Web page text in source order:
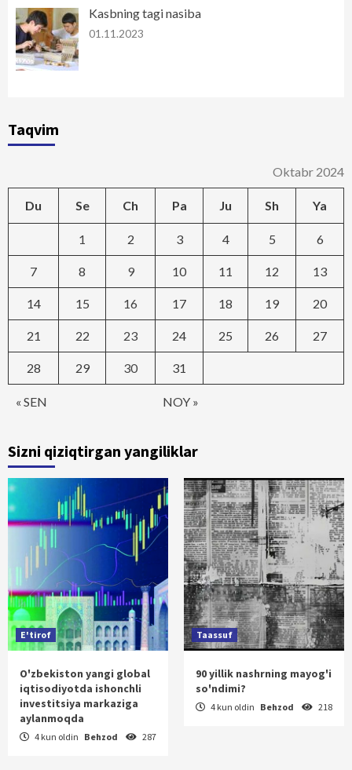
Kasbning tagi nasiba
01.11.2023
Taqvim
Oktabr 2024
Du Se Ch Pa Ju Sh Ya
« SEN NOY »
1 2 3 4 5 6
7 8 9 10 11 12 13
14 15 16 17 18 19 20
21 22 23 24 25 26 27
28 29 30 31
Sizni qiziqtirgan yangiliklar
E'tirof
O'zbekiston yangi global
iqtisodiyotda ishonchli
investitsiya markaziga
aylanmoqda
4 kun oldin Behzod 287
Taassuf
90 yillik nashrning mayog'i
so'ndimi?
4 kun oldin Behzod 218